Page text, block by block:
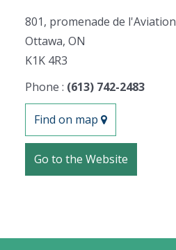
801, promenade de l'Aviation
Ottawa, ON
K1K 4R3
Phone : (613) 742-2483
Find on map
Go to the Website